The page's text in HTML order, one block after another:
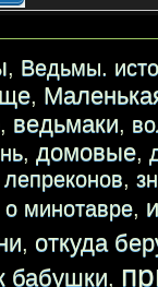
, Ведьмы.
,
, ведьмаки,
, домовые,
,
о минотавре,
, откуда
бабушки,